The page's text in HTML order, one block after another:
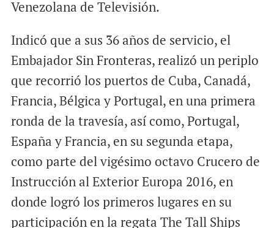
Venezolana de Televisión.
Indicó que a sus 36 años de servicio, el
Embajador Sin Fronteras, realizó un periplo
que recorrió los puertos de Cuba, Canadá,
Francia, Bélgica y Portugal, en una primera
ronda de la travesía, así como, Portugal,
España y Francia, en su segunda etapa,
como parte del vigésimo octavo Crucero de
Instrucción al Exterior Europa 2016, en
donde logró los primeros lugares en su
participación en la regata The Tall Ships